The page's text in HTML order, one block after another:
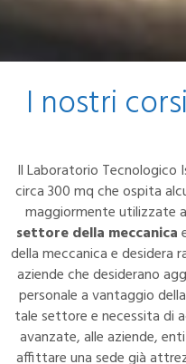
I nostri
Il Laboratorio
circa 300 mq che ospita
maggiormente utilizzate
settore della meccanica
della meccanica e desidera
aziende che desiderano
personale a vantaggio
tale settore e necessita di
avanzate, alle aziende,
affittare una sede già